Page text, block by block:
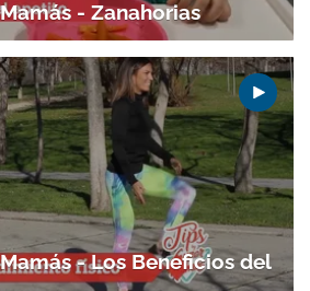
a nuestro boletín.
ACEPTAR
- Zanahorias
- Los Beneficios del